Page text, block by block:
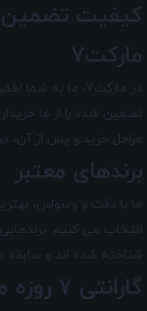
کیفیت تضمین
مارکت7
در مارکت7 ، ما به شما
تضمین شده را از ما
مراحل خرید و پس از آن،
برندهای معتبر
ما با دقت و وسواس،
انتخاب می کنیم.
شناخته شده اند و سابقه
گارانتی 7 روزه مرجوعی